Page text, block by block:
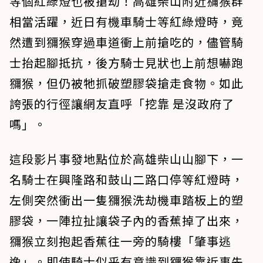
相當活躍，近日有機車騎士等紅綠燈時，竟
然遭到獼猴穿過車道衝上前搶吃的，儘管騎
士抬起腳抵抗，後方騎士見狀也上前想嚇跑
獼猴，但仍被牠抓破塑膠袋搶走食物。如此
誇張的行徑讓網友直呼「挖靠 是沒政府了
嗎」。
這段影片事發地點位於高雄柴山山腳下，一
名騎士在興隆路和鼓山二路口停等紅燈時，
左側突然衝出一隻獼猴洗劫機車踏板上的塑
膠袋，一陣拉扯讓袋子內的香蕉掉了出來，
獼猴立刻抱起香蕉往一旁的騎樓「肇事逃